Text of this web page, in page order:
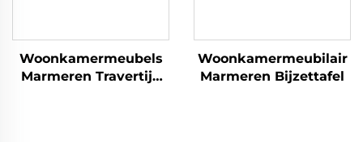
Woonkamermeubels
Marmeren Travertijn
Woonkamermeubilair
Marmeren Bijzettafel